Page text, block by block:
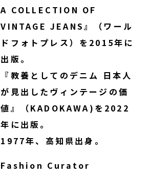
A COLLECTION OF
VINTAGE JEANS』（ワール
ドフォトプレス）を2015年に
出版。
『教養としてのデニム 日本人
が見出したヴィンテージの価
値』（KADOKAWA)を2022
年に出版。
1977年、高知県出身。
Fashion Curator